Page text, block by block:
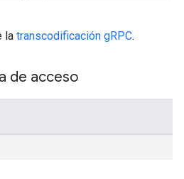
la transcodificación gRPC.
de acceso